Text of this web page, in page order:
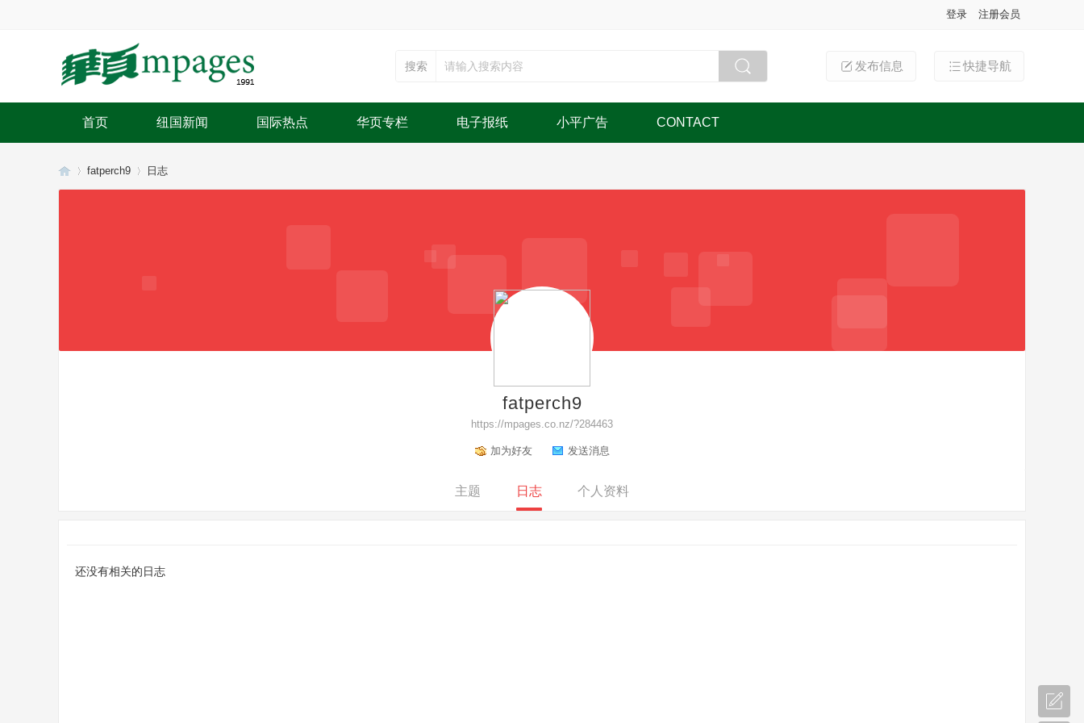
登录 注册会员
快捷导航
发布信息
搜索
首页 纽国新闻 国际热点 华页专栏 电子报纸 小平广告 CONTACT
fatperch9 日志
fatperch9
https://mpages.co.nz/?284463
加为好友 发送消息
主题 日志 个人资料
还没有相关的日志